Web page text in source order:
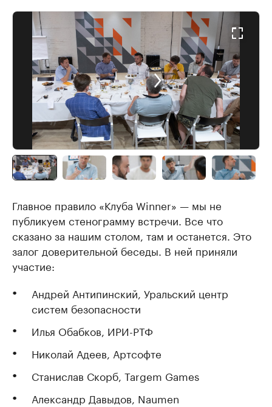
Главное правило «Клуба Winner» — мы не
публикуем стенограмму встречи. Все что
сказано за нашим столом, там и останется. Это
залог доверительной беседы. В ней приняли
участие:
Андрей Антипинский, Уральский центр
систем безопасности
Илья Обабков, ИРИ-РТФ
Николай Адеев, Артсофте
Станислав Скорб, Targem Games
Александр Давыдов, Naumen